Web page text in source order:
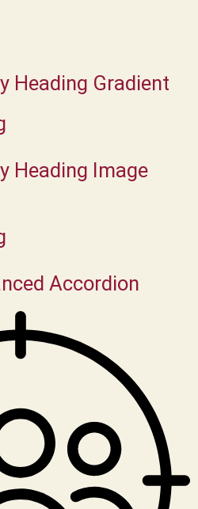
Heading Gradient
Heading Image
Accordion